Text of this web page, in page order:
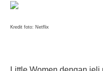
Kredit foto: Netflix